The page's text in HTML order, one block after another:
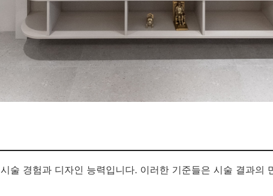
술 경험과 디자인 능력입니다. 이러한 기준들은 시술 결과의